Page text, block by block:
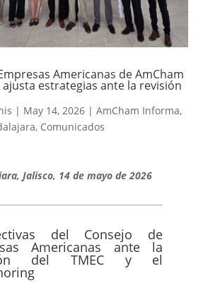
Americanas de AmCham
estrategias ante la revisión
| May 14, 2026| AmCham Informa,
, Comunicados
Jalisco, 14 de mayo de 2026
del Consejo de
Americanas ante la
del TMEC y el